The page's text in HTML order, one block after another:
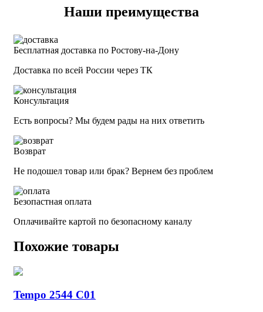
Наши преимущества
Бесплатная доставка по Ростову-на-Дону
Доставка по всей России через ТК
Консультация
Есть вопросы? Мы будем рады на них ответить
Возврат
Не подошел товар или брак? Вернем без проблем
Безопастная оплата
Оплачивайте картой по безопасному каналу
Похожие товары
Tempo 2544 C01